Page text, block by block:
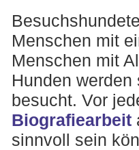
Menschen mit
Menschen mit
Hunden
besucht. Vor
Biografiearbeit
sinnvoll sein